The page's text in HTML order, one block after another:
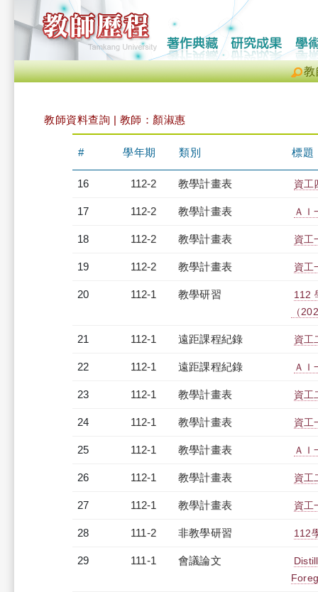
教
教師資料查詢 | 教師：顏淑惠
# 學年期 類別 標題
16 112-2 教學計畫表 資工
17 112-2 教學計畫表 Ａ
18 112-2 教學計畫表 資工
19 112-2 教學計畫表 資工
20 112-1 教學研習
112
（
21 112-1 遠距課程紀錄 資工
22 112-1 遠距課程紀錄 Ａ
23 112-1 教學計畫表 資工
24 112-1 教學計畫表 資工
25 112-1 教學計畫表 Ａ
26 112-1 教學計畫表 資工
27 112-1 教學計畫表 資工
28 111-2 非教學研習 112
29 111-1 會議論文